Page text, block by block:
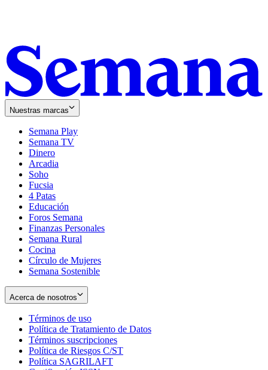
Nuestras marcas
Semana Play
Semana TV
Dinero
Arcadia
Soho
in
new
window
Fucsia
in
new
window
4 Patas
Educación
Foros Semana
Finanzas Personales
Semana Rural
Cocina
Círculo de Mujeres
Semana Sostenible
Acerca de nosotros
Términos de uso
in
new
window
Política de Tratamiento de Datos
Términos suscripciones
in
Política de Riesgos C/ST
Política SAGRILAFT